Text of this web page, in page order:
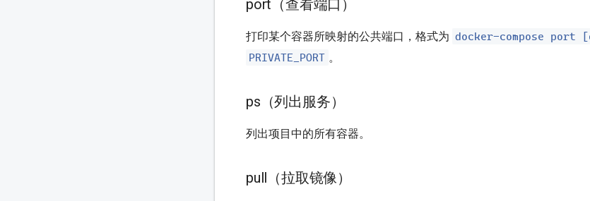
port（查看端口）
打印某个容器所映射的公共端口，格式为 docker-compose port
PRIVATE_PORT 。
ps（列出服务）
列出项目中的所有容器。
pull（拉取镜像）